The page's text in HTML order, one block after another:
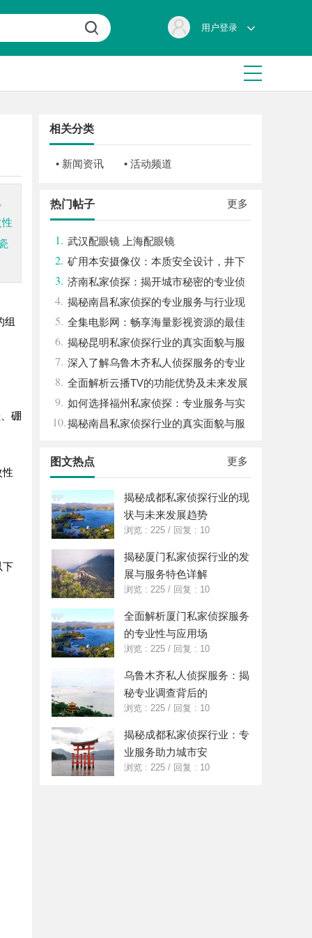
用户登录
组
硼
性
下
相关分类
• 新闻资讯 • 活动频道
更多
热门帖子
1. 武汉配眼镜 上海配眼镜
2. 矿用本安摄像仪：本质安全设计，井下
高危区域放心用
3. 济南私家侦探：揭开城市秘密的专业侦
查服务
4. 揭秘南昌私家侦探的专业服务与行业现
状全面解析
5. 全集电影网：畅享海量影视资源的最佳
选择
6. 揭秘昆明私家侦探行业的真实面貌与服
务价值
7. 深入了解乌鲁木齐私人侦探服务的专业
性与应用领域
8. 全面解析云播TV的功能优势及未来发展
前景
9. 如何选择福州私家侦探：专业服务与实
用指南详解
10.揭秘南昌私家侦探行业的真实面貌与服
更多
图文热点
揭秘成都私家侦探行业的现
状与未来发展趋势
浏览 : 225 / 回复 : 10
揭秘厦门私家侦探行业的发
展与服务特色详解
浏览 : 225 / 回复 : 10
全面解析厦门私家侦探服务
的专业性与应用场
浏览 : 225 / 回复 : 10
乌鲁木齐私人侦探服务：揭
秘专业调查背后的
浏览 : 225 / 回复 : 10
揭秘成都私家侦探行业：专
业服务助力城市安
浏览 : 225 / 回复 : 10